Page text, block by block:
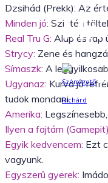
Mr.
Írta
Dzsihád (Prekk): Az
Minden jó: Szintén
Real Tru G: Alap és rap
Strycy: Zene és
Símaszk: A
Ugyanaz: Kurva jó
tudok mondani.
Amerika:
Ilyen a fajtám
Egyik kedvencem: Ezt
vagyunk.
Egyszerû gyerek: